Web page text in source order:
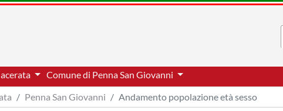
Comune di Penna San Giovanni
Penna San Giovanni Andamento popolazione età sesso